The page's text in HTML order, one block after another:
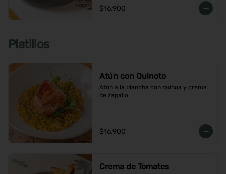
$16.900
Platillos
Atún con Quinoto
Atún a la plancha con quinoa y crema
de zapallo
$16.900
Crema de Tomates